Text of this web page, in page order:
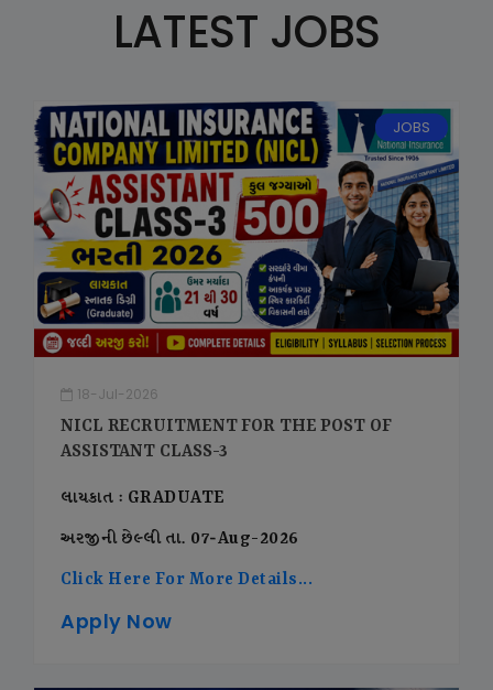
LATEST JOBS
JOBS
18-Jul-2026
NICL RECRUITMENT FOR THE POST OF
ASSISTANT CLASS-3
લાયકાત : GRADUATE
અરજીની છેલ્લી તા. 07-Aug-2026
Click Here For More Details...
Apply Now